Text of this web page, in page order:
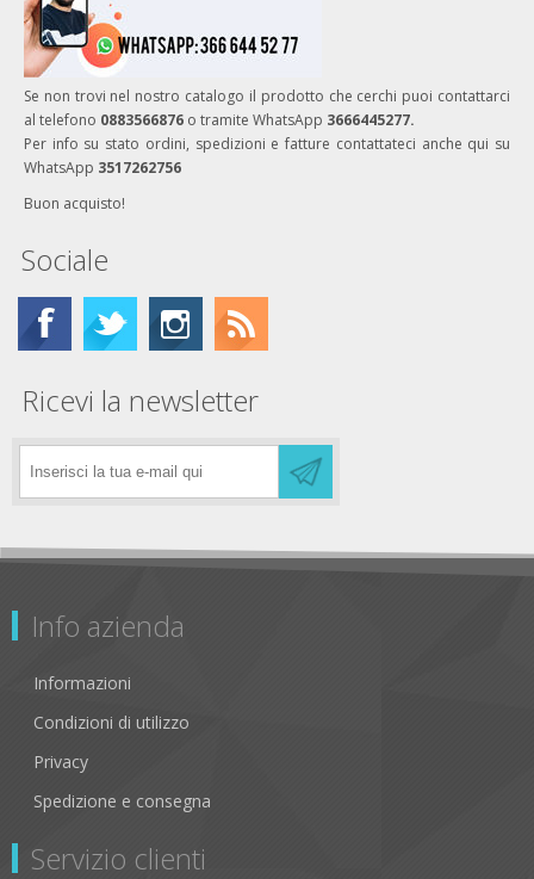
Se non trovi nel nostro catalogo il prodotto che cerchi puoi contattarci
al telefono 0883566876 o tramite WhatsApp 3666445277.
Per info su stato ordini, spedizioni e fatture contattateci anche qui su
WhatsApp 3517262756
Buon acquisto!
Sociale
Ricevi la newsletter
Info azienda
Informazioni
Condizioni di utilizzo
Privacy
Spedizione e consegna
Servizio clienti